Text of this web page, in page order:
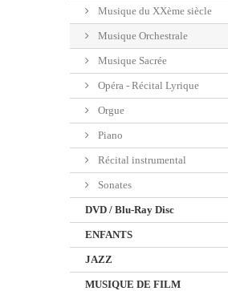
Musique du XXème siècle
Musique Orchestrale
Musique Sacrée
Opéra - Récital Lyrique
Orgue
Piano
Récital instrumental
Sonates
DVD / Blu-Ray Disc
ENFANTS
JAZZ
MUSIQUE DE FILM